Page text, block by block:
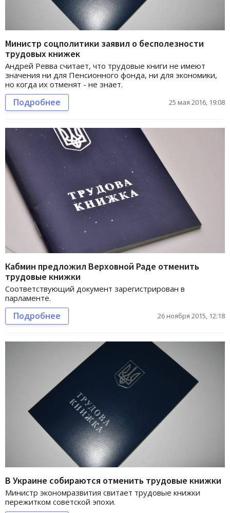
Министр соцполитики заявил о бесполезности
трудовых книжек
Андрей Ревва считает, что трудовые книги не имеют
значения ни для Пенсионного фонда, ни для экономики,
но когда их отменят - не знает.
Подробнее 25 мая 2016, 19:08
Кабмин предложил Верховной Раде отменить
трудовые книжки
Соответствующий документ зарегистрирован в
парламенте.
Подробнее 26 ноября 2015, 12:18
В Украине собираются отменить трудовые книжки
Министр экономразвития свитает трудовые книжки
пережитком советской эпохи.